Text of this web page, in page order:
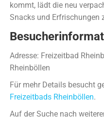
kommt, lädt die neu
Snacks und Erfrischungen
Adresse: Freizeitbad
Rheinböllen
Für mehr Details besucht
Freizeitbads Rheinböllen.
Auf der Suche nach